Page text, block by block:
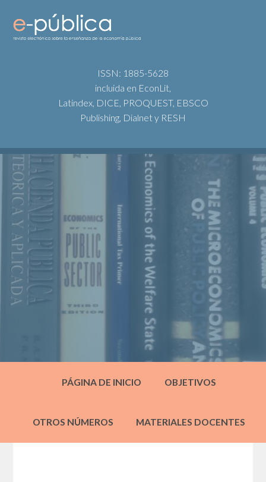
ISSN: 1885-5628
incluida en EconLit,
Latindex, DICE, PROQUEST, EBSCO
Publishing, Dialnet y RESH
PÁGINA DE INICIO OBJETIVOS
OTROS NÚMEROS MATERIALES DOCENTES